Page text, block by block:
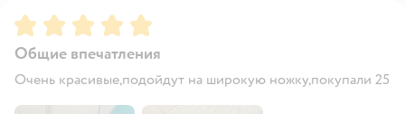
Рейтинг:5
Общие впечатления
Очень красивые,подойдут на широкую ножку,покупали 25